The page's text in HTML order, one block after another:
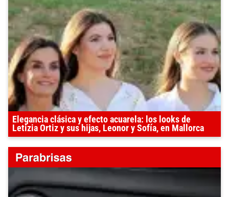
Elegancia clásica y efecto acuarela: los looks de
Letizia Ortiz y sus hijas, Leonor y Sofía, en Mallorca